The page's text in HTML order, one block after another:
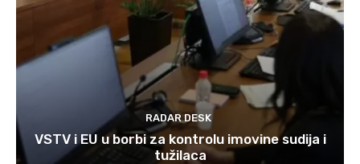
RADAR DESK
VSTV i EU u borbi za kontrolu imovine sudija i
tužilaca